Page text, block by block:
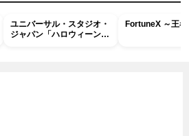
ユニバーサル・スタジオ・
ジャパン「ハロウィーン・
FortuneX ～王